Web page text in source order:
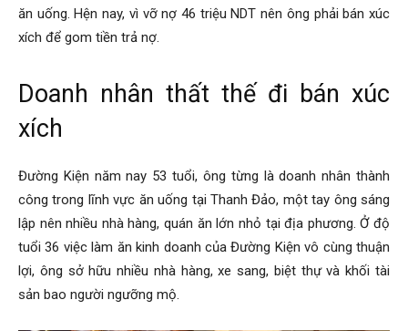
ăn uống. Hện nay, vì vỡ nợ 46 triệu NDT nên ông phải bán xúc
xích để gom tiền trả nợ.
Doanh nhân thất thế đi bán xúc
xích
Đường Kiện năm nay 53 tuổi, ông từng là doanh nhân thành
công trong lĩnh vực ăn uống tại Thanh Đảo, một tay ông sáng
lập nên nhiều nhà hàng, quán ăn lớn nhỏ tại địa phương. Ở độ
tuổi 36 việc làm ăn kinh doanh của Đường Kiện vô cùng thuận
lợi, ông sở hữu nhiều nhà hàng, xe sang, biệt thự và khối tài
sản bao người ngưỡng mộ.